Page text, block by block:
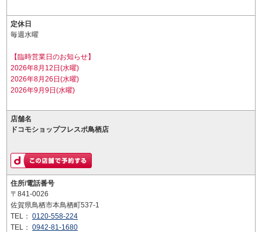
定休日
毎週水曜
【臨時営業日のお知らせ】
2026年8月12日(水曜)
2026年8月26日(水曜)
2026年9月9日(水曜)
店舗名
ドコモショップフレスポ鳥栖店
住所/電話番号
〒841-0026
佐賀県鳥栖市本鳥栖町537-1
TEL： 0120-558-224
TEL： 0942-81-1680